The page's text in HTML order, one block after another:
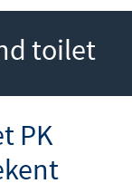
toilet
PK